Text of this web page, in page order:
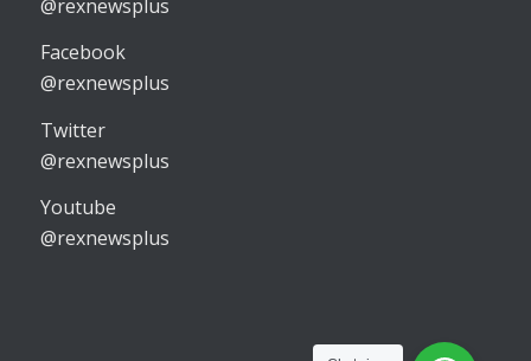
@rexnewsplus
Facebook
@rexnewsplus
Twitter
@rexnewsplus
Youtube
@rexnewsplus